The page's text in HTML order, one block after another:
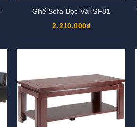
Ghế Sofa Bọc Vải SF81
2.210.000₫